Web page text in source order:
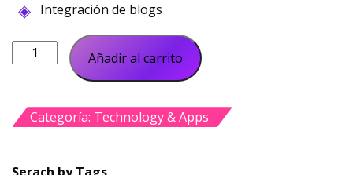
Integración de blogs
Agencia
de
Techno
Xpert
Añadir al carrito
Categoría: Technology & Apps